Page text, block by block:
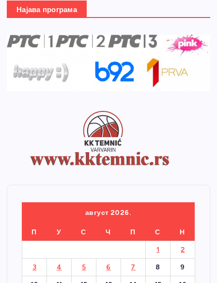
Најава програма
август 2026.
П У С Ч П С Н
1 2
3 4 5 6 7 8 9